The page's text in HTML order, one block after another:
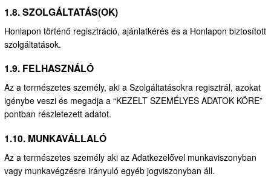
1.8. SZOLGÁLTATÁS(OK)
Honlapon történő regisztráció, ajánlatkérés és a Honlapon biztosított
szolgáltatások.
1.9. FELHASZNÁLÓ
Az a természetes személy, aki a Szolgáltatásokra regisztrál, azokat
igénybe veszi és megadja a “KEZELT SZEMÉLYES ADATOK KÖRE”
pontban részletezett adatot.
1.10. MUNKAVÁLLALÓ
Az a természetes személy aki az Adatkezelővel munkaviszonyban
vagy munkavégzésre irányuló egyéb jogviszonyban áll.